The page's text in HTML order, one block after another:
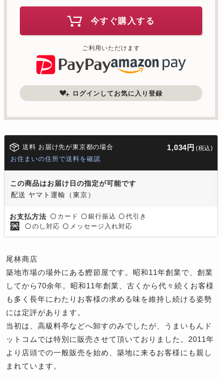
今すぐ購入する
ご利用いただけます
ログインしてお気に入り登録
送料 お届け先が東京都の場合 1,034円 (税込)
お住まいの住所で送料を確認
この商品はお届け日の指定が可能です
配送 ヤマト運輸（東京）
お支払方法 〇 カード 〇 銀行振込 〇 代引き
〇 のし対応 〇 メッセージ入れ対応
尾林商店
築地市場の場外にある鰹節屋です。昭和11年創業で、創業
してから70余年。昭和11年創業、古くから代々続くお客様
も多く長年にわたりお客様の求める味を維持し続ける姿勢
には定評があります。
当初は、高級料亭などへ卸すのみでしたが、うまいもんド
ットコムでは特別に販売させて頂いておりました。2011年
より店頭での一般販売を始め、築地に来るお客様にも親し
まれています。